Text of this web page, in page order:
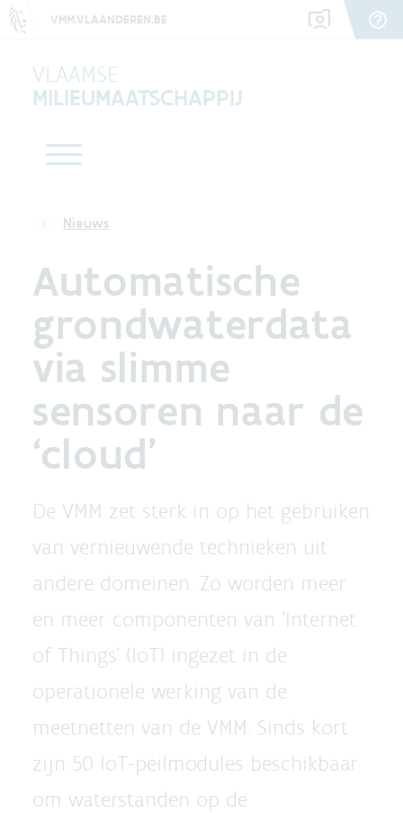
VMM.VLAANDEREN.BE
VLAAMSE
MILIEUMAATSCHAPPIJ
Nieuws
Automatische
grondwaterdata
via slimme
sensoren naar de
‘cloud’
De VMM zet sterk in op het gebruiken
van vernieuwende technieken uit
andere domeinen. Zo worden meer
en meer componenten van ‘Internet
of Things’ (IoT) ingezet in de
operationele werking van de
meetnetten van de VMM. Sinds kort
zijn 50 IoT-peilmodules beschikbaar
om waterstanden op de